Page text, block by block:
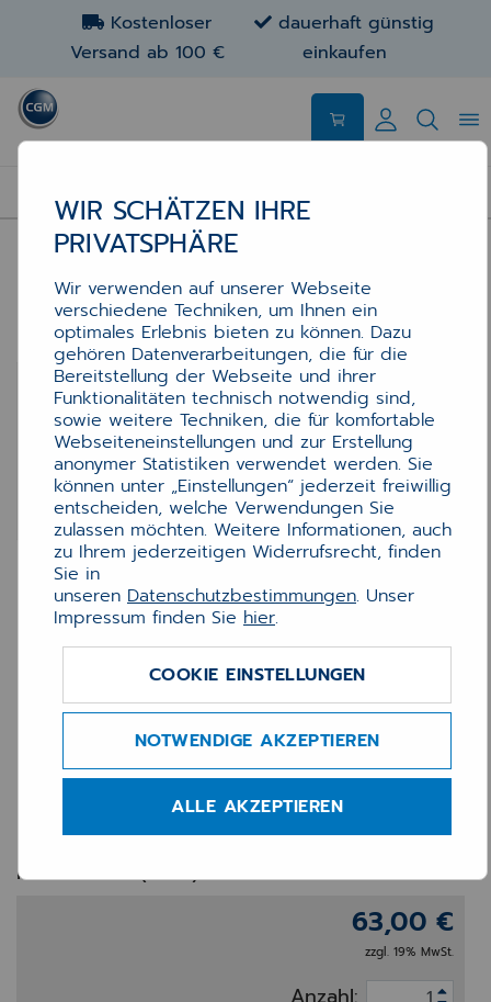
Kostenloser
Versand ab 100 €
dauerhaft günstig
einkaufen
Logitech MK470 Slim –
Kabellose Tastatur & Maus
Kombi (weiß)
Maus Kombi (weiß)
63,00 €
zzgl. 19% MwSt.
WIR SCHÄTZEN IHRE
PRIVATSPHÄRE
Wir verwenden auf unserer Webseite
verschiedene Techniken, um Ihnen ein
optimales Erlebnis bieten zu können. Dazu
gehören Datenverarbeitungen, die für die
Bereitstellung der Webseite und ihrer
Funktionalitäten technisch notwendig sind,
sowie weitere Techniken, die für komfortable
Webseiteneinstellungen und zur Erstellung
anonymer Statistiken verwendet werden. Sie
können unter „Einstellungen“ jederzeit freiwillig
entscheiden, welche Verwendungen Sie
zulassen möchten. Weitere Informationen, auch
zu Ihrem jederzeitigen Widerrufsrecht, finden
Sie in
unseren Datenschutzbestimmungen. Unser
Impressum finden Sie hier.
COOKIE EINSTELLUNGEN
NOTWENDIGE AKZEPTIEREN
ALLE AKZEPTIEREN